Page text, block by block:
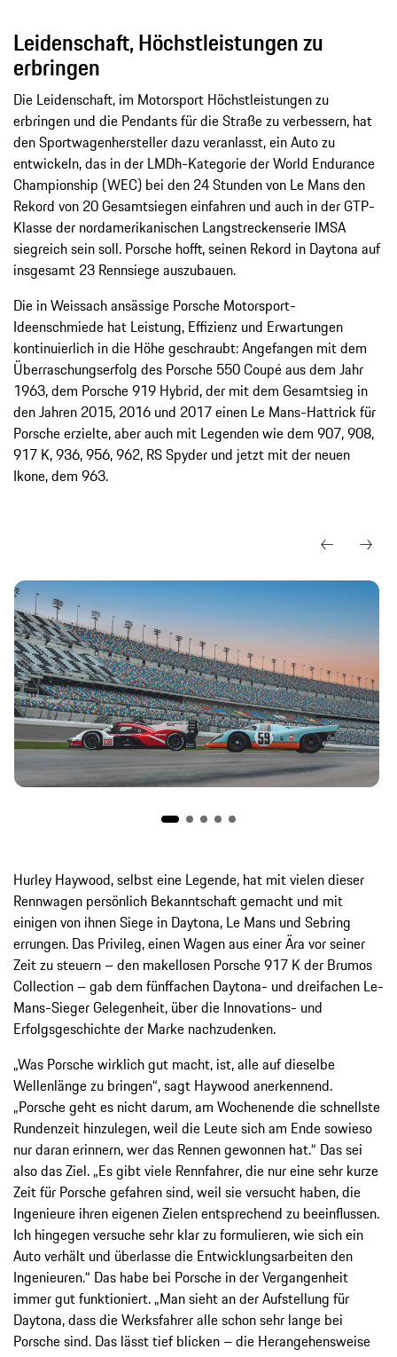
Leidenschaft, Höchstleistungen zu
erbringen
Die Leidenschaft, im Motorsport Höchstleistungen zu
erbringen und die Pendants für die Straße zu verbessern, hat
den Sportwagenhersteller dazu veranlasst, ein Auto zu
entwickeln, das in der LMDh-Kategorie der World Endurance
Championship (WEC) bei den 24 Stunden von Le Mans den
Rekord von 20 Gesamtsiegen einfahren und auch in der GTP-
Klasse der nordamerikanischen Langstreckenserie IMSA
siegreich sein soll. Porsche hofft, seinen Rekord in Daytona auf
insgesamt 23 Rennsiege auszubauen.
Die in Weissach ansässige Porsche Motorsport-
Ideenschmiede hat Leistung, Effizienz und Erwartungen
kontinuierlich in die Höhe geschraubt: Angefangen mit dem
Überraschungserfolg des Porsche 550 Coupé aus dem Jahr
1963, dem Porsche 919 Hybrid, der mit dem Gesamtsieg in
den Jahren 2015, 2016 und 2017 einen Le Mans-Hattrick für
Porsche erzielte, aber auch mit Legenden wie dem 907, 908,
917 K, 936, 956, 962, RS Spyder und jetzt mit der neuen
Ikone, dem 963.
Hurley Haywood, selbst eine Legende, hat mit vielen dieser
Rennwagen persönlich Bekanntschaft gemacht und mit
einigen von ihnen Siege in Daytona, Le Mans und Sebring
errungen. Das Privileg, einen Wagen aus einer Ära vor seiner
Zeit zu steuern – den makellosen Porsche 917 K der Brumos
Collection – gab dem fünffachen Daytona- und dreifachen Le-
Mans-Sieger Gelegenheit, über die Innovations- und
Erfolgsgeschichte der Marke nachzudenken.
„Was Porsche wirklich gut macht, ist, alle auf dieselbe
Wellenlänge zu bringen“, sagt Haywood anerkennend.
„Porsche geht es nicht darum, am Wochenende die schnellste
Rundenzeit hinzulegen, weil die Leute sich am Ende sowieso
nur daran erinnern, wer das Rennen gewonnen hat.“ Das sei
also das Ziel. „Es gibt viele Rennfahrer, die nur eine sehr kurze
Zeit für Porsche gefahren sind, weil sie versucht haben, die
Ingenieure ihren eigenen Zielen entsprechend zu beeinflussen.
Ich hingegen versuche sehr klar zu formulieren, wie sich ein
Auto verhält und überlasse die Entwicklungsarbeiten den
Ingenieuren.“ Das habe bei Porsche in der Vergangenheit
immer gut funktioniert. „Man sieht an der Aufstellung für
Daytona, dass die Werksfahrer alle schon sehr lange bei
Porsche sind. Das lässt tief blicken – die Herangehensweise